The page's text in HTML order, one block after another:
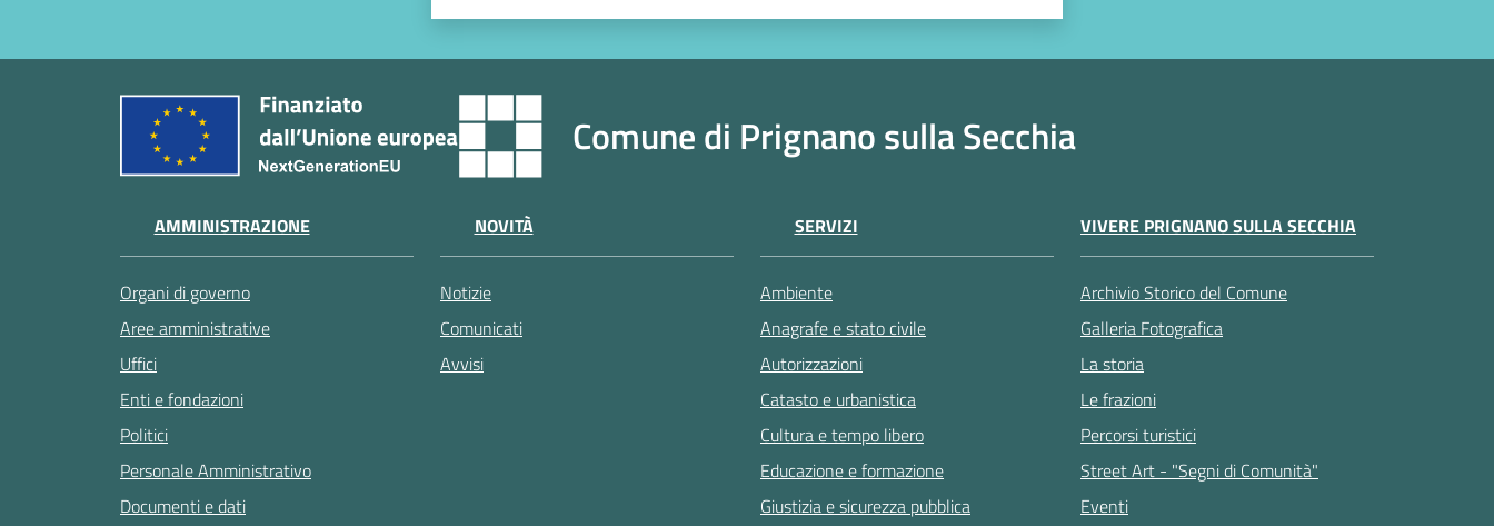
Comune di Prignano sulla Secchia
AMMINISTRAZIONE
Organi di governo
Aree amministrative
Uffici
Enti e fondazioni
Politici
Personale Amministrativo
Documenti e dati
NOVITÀ
Notizie
Comunicati
Avvisi
SERVIZI
Ambiente
Anagrafe e stato civile
Autorizzazioni
Catasto e urbanistica
Cultura e tempo libero
Educazione e formazione
Giustizia e sicurezza pubblica
VIVERE PRIGNANO SULLA SECCHIA
Archivio Storico del Comune
Galleria Fotografica
La storia
Le frazioni
Percorsi turistici
Street Art - "Segni di Comunità"
Eventi